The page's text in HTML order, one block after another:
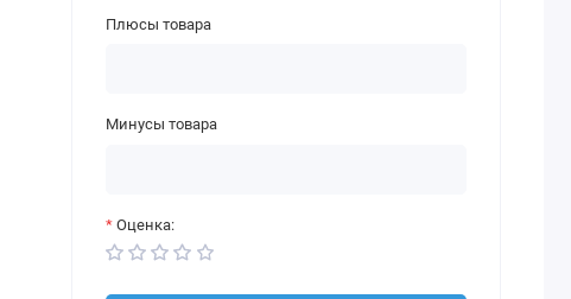
Плюсы товара
Минусы товара
Оценка: